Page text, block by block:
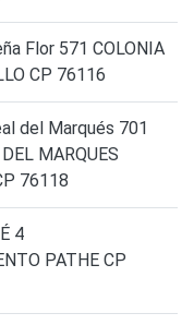
Flor 571 COLONIA
CP 76116
del Marqués 701
MARQUES
76118
4
PATHE CP